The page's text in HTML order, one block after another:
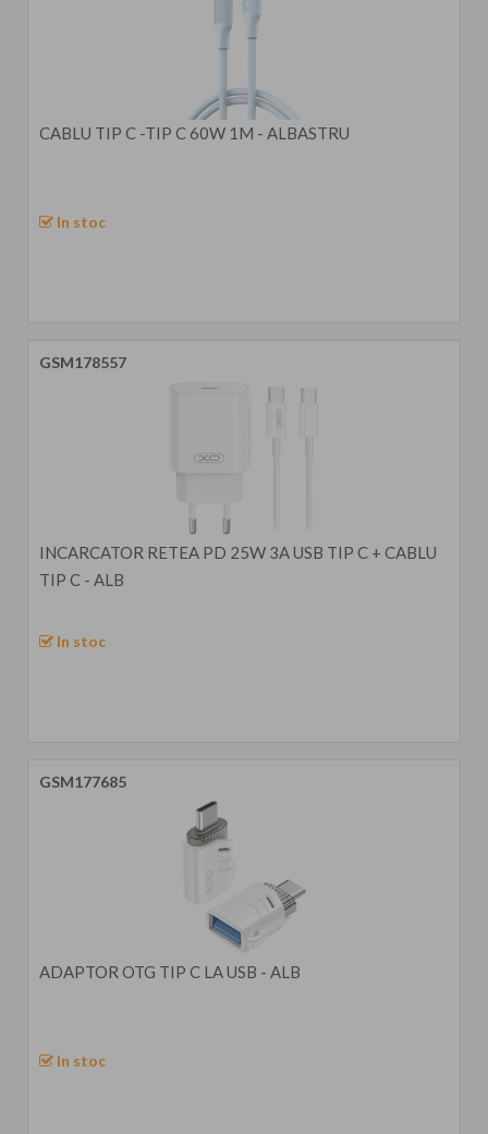
CABLU TIP C -TIP C 60W 1M - ALBASTRU
In stoc
GSM178557
INCARCATOR RETEA PD 25W 3A USB TIP C + CABLU
TIP C - ALB
In stoc
GSM177685
ADAPTOR OTG TIP C LA USB - ALB
In stoc